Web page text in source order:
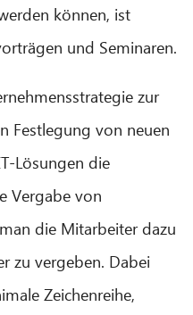
können, ist
und Seminaren.
zur
Festlegung von neuen
Lösungen die
Vergabe von
die Mitarbeiter dazu
zu vergeben. Dabei
Zeichenreihe,